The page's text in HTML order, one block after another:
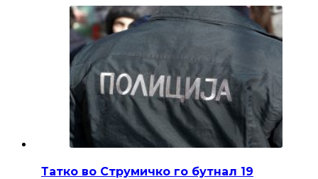
Татко во Струмичко го бутнал 19